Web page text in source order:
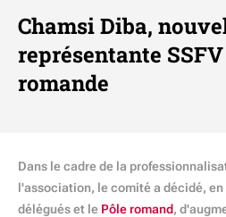
Chamsi Diba,
représentante
romande
Dans le cadre de la
l'association, le comité a décidé,
délégués et le Pôle romand,